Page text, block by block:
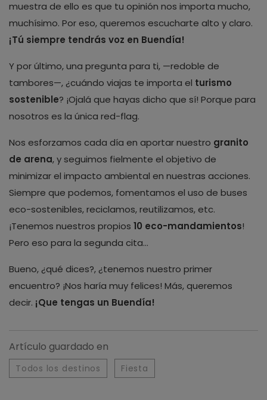
muestra de ello es que tu opinión nos importa mucho,
muchísimo. Por eso, queremos escucharte alto y claro.
¡Tú siempre tendrás voz en Buendía!
Y por último, una pregunta para ti, —redoble de
tambores—, ¿cuándo viajas te importa el turismo
sostenible? ¡Ojalá que hayas dicho que sí! Porque para
nosotros es la única red-flag.
Nos esforzamos cada día en aportar nuestro granito
de arena, y seguimos fielmente el objetivo de
minimizar el impacto ambiental en nuestras acciones.
Siempre que podemos, fomentamos el uso de buses
eco-sostenibles, reciclamos, reutilizamos, etc.
¡Tenemos nuestros propios 10 eco-mandamientos!
Pero eso para la segunda cita…
Bueno, ¿qué dices?, ¿tenemos nuestro primer
encuentro? ¡Nos haría muy felices! Más, queremos
decir. ¡Que tengas un Buendía!
Artículo guardado en
Todos los destinos Fiesta